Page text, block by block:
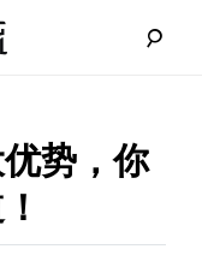
势，你